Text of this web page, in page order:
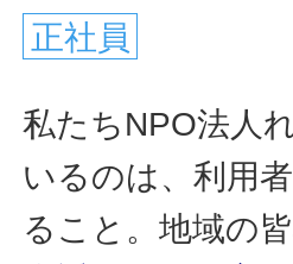
正社員
私たちNPO法人
いるのは、利用
ること。地域の